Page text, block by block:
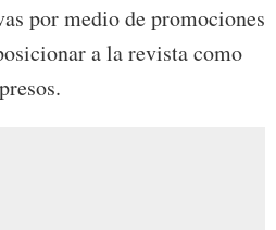
por medio de promociones
a la revista como